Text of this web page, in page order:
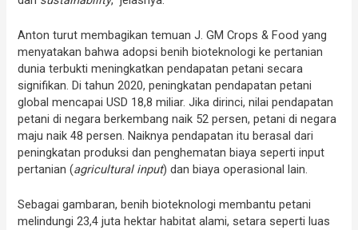
Anton turut membagikan temuan J. GM Crops & Food yang
menyatakan bahwa adopsi benih bioteknologi ke pertanian
dunia terbukti meningkatkan pendapatan petani secara
signifikan. Di tahun 2020, peningkatan pendapatan petani
global mencapai USD 18,8 miliar. Jika dirinci, nilai pendapatan
petani di negara berkembang naik 52 persen, petani di negara
maju naik 48 persen. Naiknya pendapatan itu berasal dari
peningkatan produksi dan penghematan biaya seperti input
pertanian (agricultural input) dan biaya operasional lain.
Sebagai gambaran, benih bioteknologi membantu petani
melindungi 23,4 juta hektar habitat alami, setara seperti luas